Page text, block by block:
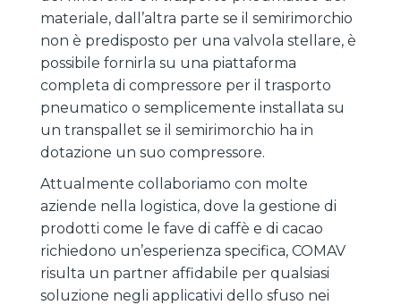
materiale, dall’altra parte se il semirimorchio
non è predisposto per una valvola stellare, è
possibile fornirla su una piattaforma
completa di compressore per il trasporto
pneumatico o semplicemente installata su
un transpallet se il semirimorchio ha in
dotazione un suo compressore.
Attualmente collaboriamo con molte
aziende nella logistica, dove la gestione di
prodotti come le fave di caffè e di cacao
richiedono un’esperienza specifica, COMAV
risulta un partner affidabile per qualsiasi
soluzione negli applicativi dello sfuso nei